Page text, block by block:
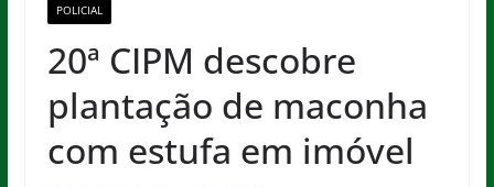
POLICIAL
20ª CIPM descobre
plantação de maconha
com estufa em imóvel